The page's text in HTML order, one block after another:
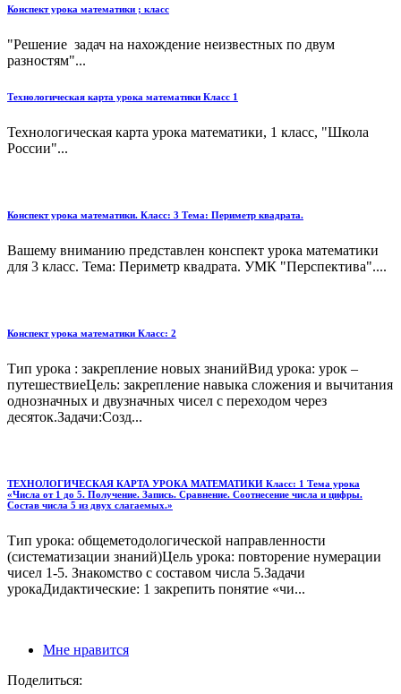
Конспект урока математики ; класс
"Решение задач на нахождение неизвестных по двум
разностям"...
Технологическая карта урока математики Класс 1
Технологическая карта урока математики, 1 класс, "Школа
России"...
Конспект урока математики. Класс: 3 Тема: Периметр квадрата.
Вашему вниманию представлен конспект урока математики
для 3 класс. Тема: Периметр квадрата. УМК "Перспектива"....
Конспект урока математики Класс: 2
Тип урока : закрепление новых знанийВид урока: урок –
путешествиеЦель: закрепление навыка сложения и вычитания
однозначных и двузначных чисел с переходом через
десяток.Задачи:Созд...
ТЕХНОЛОГИЧЕСКАЯ КАРТА УРОКА МАТЕМАТИКИ Класс: 1 Тема урока
«Числа от 1 до 5. Получение. Запись. Сравнение. Соотнесение числа и цифры.
Состав числа 5 из двух слагаемых.»
Тип урока: общеметодологической направленности
(систематизации знаний)Цель урока: повторение нумерации
чисел 1-5. Знакомство с составом числа 5.Задачи
урокаДидактические: 1 закрепить понятие «чи...
Мне нравится
Поделиться: